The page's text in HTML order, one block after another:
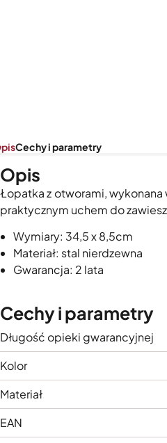
Cechy i parametry
Opis
Łopatka z otworami, wykonana
praktycznym uchem do
Wymiary: 34,5 x 8,5cm
Materiał: stal nierdzewna
Gwarancja: 2 lata
Cechy i parametry
Długość opieki gwarancyjnej
Kolor
Materiał
EAN